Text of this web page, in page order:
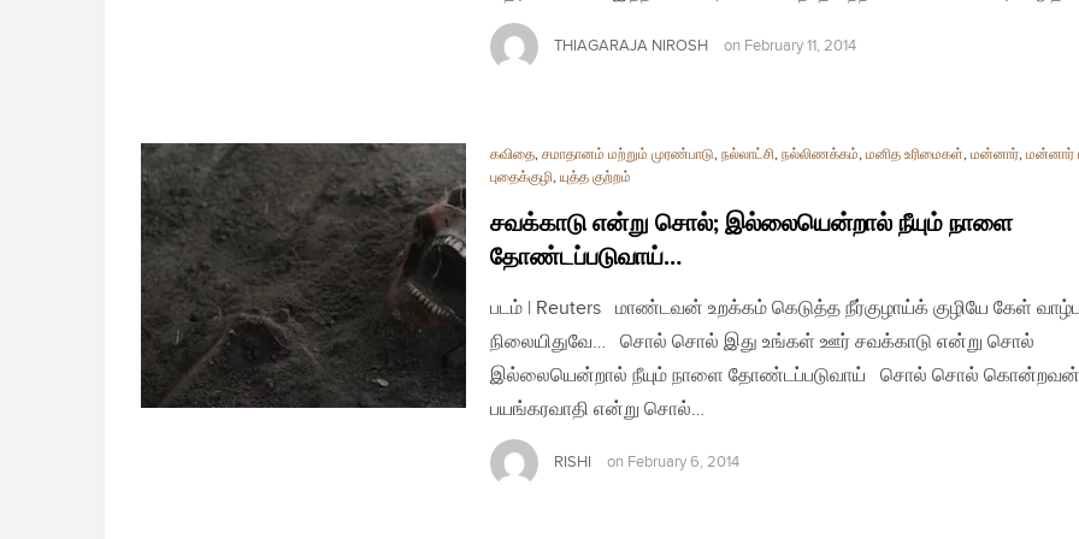
THIAGARAJA NIROSH on February 11, 2014
கவிதை, சமாதானம் மற்றும் முரண்பாடு, நல்லாட்சி, நல்லிணக்கம், மனித உரிமைகள், மன்னார், மன்னார்
புதைக்குழி, யுத்த குற்றம்
சவக்காடு என்று சொல்; இல்லையென்றால் நீயும் நாளை
தோண்டப்படுவாய்…
படம் | Reuters மாண்டவன் உறக்கம் கெடுத்த நீர்குழாய்க் குழியே கேள்
நிலையிதுவே… சொல் சொல் இது உங்கள் ஊர் சவக்காடு என்று சொல்
இல்லையென்றால் நீயும் நாளை தோண்டப்படுவாய் சொல் சொல் கொன்றவன்
பயங்கரவாதி என்று சொல்…
RISHI on February 6, 2014